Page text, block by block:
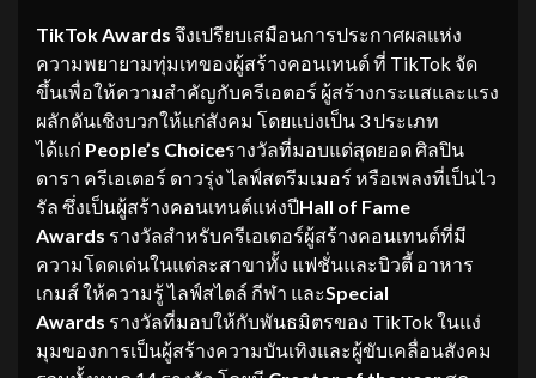
TikTok Awards จึงเปรียบเสมือนการประกาศผลแห่ง
ความพยายามทุ่มเทของผู้สร้างคอนเทนต์ ที่ TikTok จัด
ขึ้นเพื่อให้ความสำคัญกับครีเอตอร์ ผู้สร้างกระแสและแรง
ผลักดันเชิงบวกให้แก่สังคม โดยแบ่งเป็น 3 ประเภท
ได้แก่ People’s Choiceรางวัลที่มอบแด่สุดยอด ศิลปิน
ดารา ครีเอเตอร์ ดาวรุ่ง ไลฟ์สตรีมเมอร์ หรือเพลงที่เป็นไว
รัล ซึ่งเป็นผู้สร้างคอนเทนต์แห่งปีHall of Fame
Awards รางวัลสำหรับครีเอเตอร์ผู้สร้างคอนเทนต์ที่มี
ความโดดเด่นในแต่ละสาขาทั้ง แฟชั่นและบิวตี้ อาหาร
เกมส์ ให้ความรู้ ไลฟ์สไตล์ กีฬา และSpecial
Awards รางวัลที่มอบให้กับพันธมิตรของ TikTok ในแง่
มุมของการเป็นผู้สร้างความบันเทิงและผู้ขับเคลื่อนสังคม